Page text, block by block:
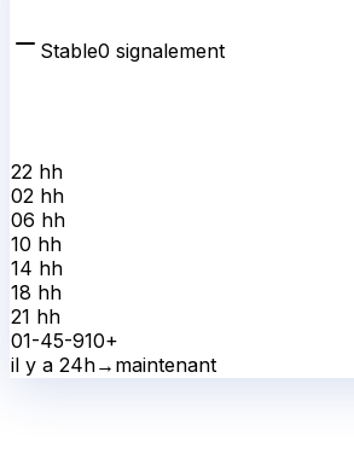
Stable0 signalement
22 hh
02 hh
06 hh
10 hh
14 hh
18 hh
21 hh
01-45-910+
il y a 24h→ maintenant